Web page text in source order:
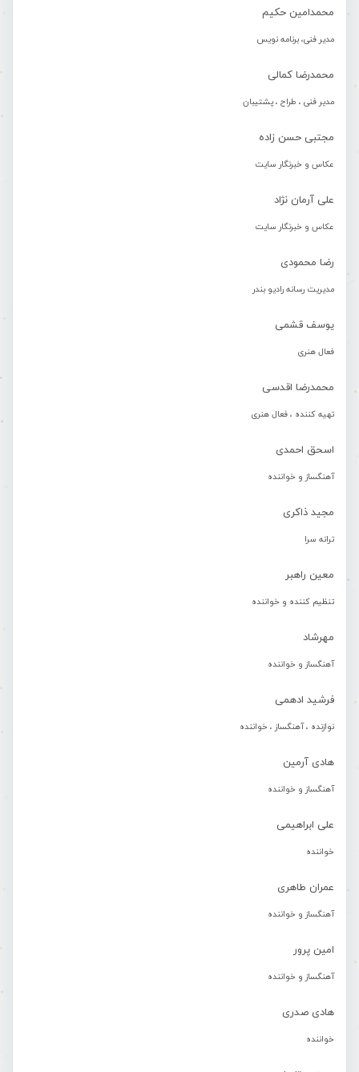
محمدامین حکیم
مدیر فنی، برنامه نویس
محمدرضا کمالی
مدیر فنی ، طراح ، پشتیبان
مجتبی حسن زاده
عکاس و خبرنگار سایت
علی آرمان نژاد
عکاس و خبرنگار سایت
رضا محمودی
مدیریت رسانه رادیو بندر
یوسف قشمی
فعال هنری
محمدرضا اقدسی
تهیه کننده ، فعال هنری
اسحق احمدی
آهنگساز و خواننده
مجید ذاکری
ترانه سرا
معین راهبر
تنظیم کننده و خواننده
مهرشاد
آهنگساز و خواننده
فرشید ادهمی
نوازنده ، آهنگساز ، خواننده
هادی آرمین
آهنگساز و خواننده
علی ابراهیمی
خواننده
عمران طاهری
آهنگساز و خواننده
امین پرور
آهنگساز و خواننده
هادی صدری
خواننده